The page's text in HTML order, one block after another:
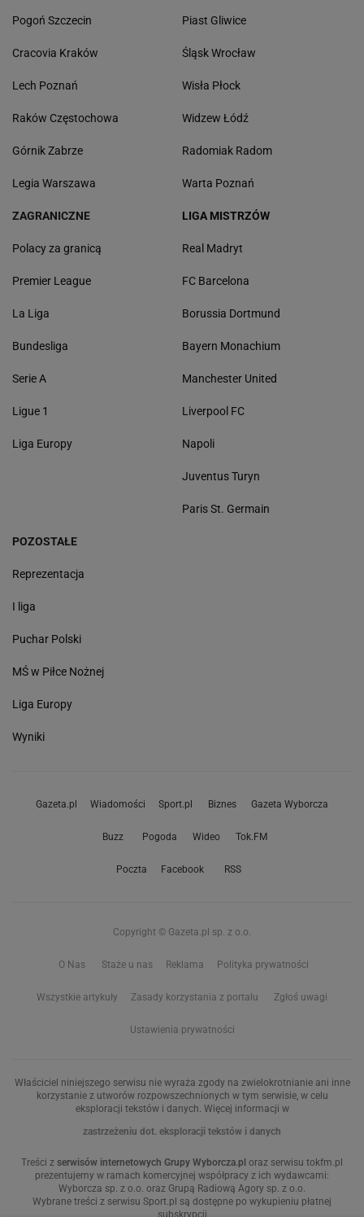
Pogoń Szczecin
Cracovia Kraków
Lech Poznań
Raków Częstochowa
Górnik Zabrze
Legia Warszawa
Piast Gliwice
Śląsk Wrocław
Wisła Płock
Widzew Łódź
Radomiak Radom
Warta Poznań
ZAGRANICZNE
Polacy za granicą
Premier League
La Liga
Bundesliga
Serie A
Ligue 1
Liga Europy
LIGA MISTRZÓW
Real Madryt
FC Barcelona
Borussia Dortmund
Bayern Monachium
Manchester United
Liverpool FC
Napoli
Juventus Turyn
Paris St. Germain
POZOSTAŁE
Reprezentacja
I liga
Puchar Polski
MŚ w Piłce Nożnej
Liga Europy
Wyniki
Gazeta.pl Wiadomości Sport.pl Biznes Gazeta Wyborcza
Buzz Pogoda Wideo Tok.FM
Poczta Facebook RSS
Copyright © Gazeta.pl sp. z o.o.
O Nas Staże u nas Reklama Polityka prywatności
Wszystkie artykuły Zasady korzystania z portalu Zgłoś uwagi
Ustawienia prywatności
Właściciel niniejszego serwisu nie wyraża zgody na zwielokrotnianie ani inne
korzystanie z utworów rozpowszechnionych w tym serwisie, w celu
eksploracji tekstów i danych. Więcej informacji w
zastrzeżeniu dot. eksploracji tekstów i danych
Treści z serwisów internetowych Grupy Wyborcza.pl oraz serwisu tokfm.pl
prezentujemy w ramach komercyjnej współpracy z ich wydawcami:
Wyborcza sp. z o.o. oraz Grupą Radiową Agory sp. z o.o.
Wybrane treści z serwisu Sport.pl są dostępne po wykupieniu płatnej
subskrypcji